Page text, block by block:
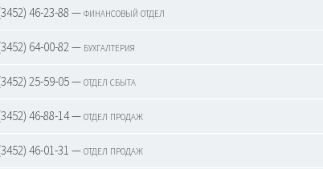
46-23-88 — финансовый отдел
64-00-82 — бухгалтерия
25-59-05 — отдел сбыта
46-88-14 — отдел продаж
46-01-31 — отдел продаж